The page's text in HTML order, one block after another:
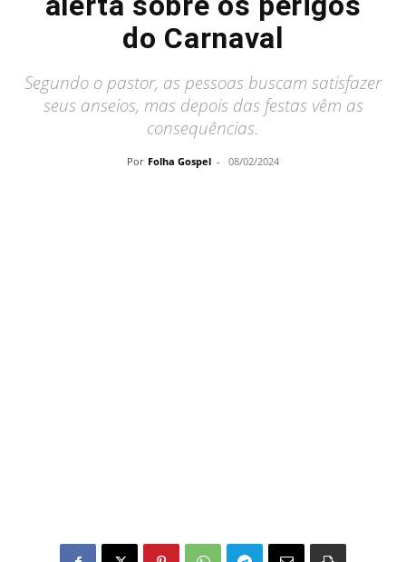
do Carnaval
Segundo o pastor, as pessoas buscam satisfazer
seus anseios, mas depois das festas vêm as
consequências.
Por Folha Gospel - 08/02/2024